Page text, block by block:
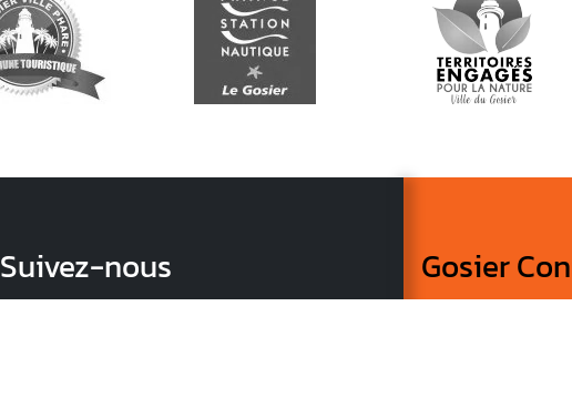
Suivez-nous Gosier